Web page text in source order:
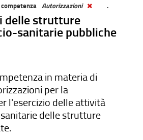
Autorizzazioni .
delle strutture
sanitarie pubbliche
in materia di
per la
l'esercizio delle attività
delle strutture